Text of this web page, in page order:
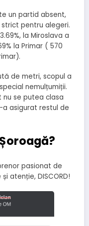
un partid absent,
pentru alegeri.
la Miroslava a
la Primar ( 570
de metri, scopul a
nemulțumiții.
nu se putea clasa
a asigurat restul de
pasionat de
atenție, DISCORD!